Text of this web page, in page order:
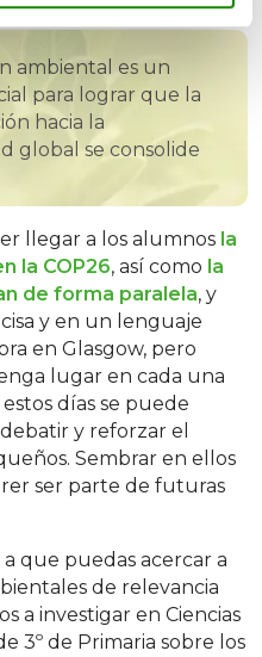
ambiental es un
para lograr que la
hacia la
global se consolide
llegar a los alumnos la
la COP26, así como la
de forma paralela, y
y en un lenguaje
en Glasgow, pero
lugar en cada una
días se puede
y reforzar el
Sembrar en ellos
ser parte de futuras
que puedas acercar a
de relevancia
a investigar en Ciencias
3º de Primaria sobre los